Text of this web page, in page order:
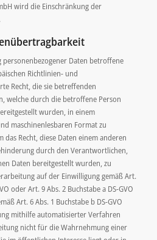
wird die Einschränkung der
personenbezogener Daten betroffene
Richtlinien- und
Recht, die sie betreffenden
welche durch die betroffene Person
wurden, in einem
maschinenlesbaren Format zu
das Recht, diese Daten einem anderen
durch den Verantwortlichen,
Daten bereitgestellt wurden, zu
auf der Einwilligung gemäß Art.
oder Art. 9 Abs. 2 Buchstabe a DS-GVO
Art. 6 Abs. 1 Buchstabe b DS-GVO
mithilfe automatisierter Verfahren
nicht für die Wahrnehmung einer